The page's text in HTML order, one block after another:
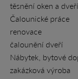
těsnění oken a dveří
Čalounické práce
renovace
čalounění dveří
Nábytek, bytové
zakázková výroba